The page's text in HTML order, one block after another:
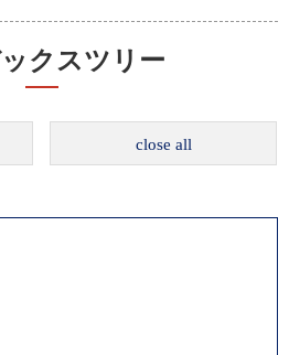
クスツリー
close all